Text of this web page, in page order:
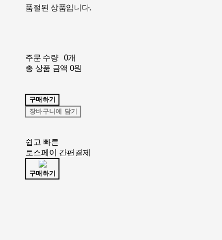
품절된 상품입니다.
주문 수량
0개
총 상품 금액 0원
구매하기
장바구니에 담기
쉽고 빠른
토스페이 간편결제
구매하기